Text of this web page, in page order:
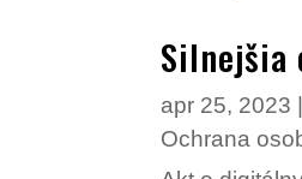
Silnejšia
apr 25, 2023
Ochrana